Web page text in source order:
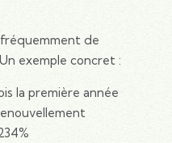
de
exemple concret :
la première année